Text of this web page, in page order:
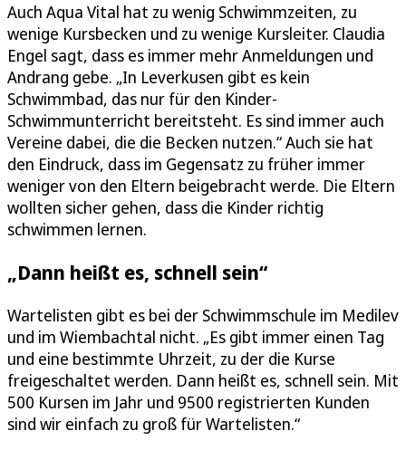
Auch Aqua Vital hat zu wenig Schwimmzeiten, zu
wenige Kursbecken und zu wenige Kursleiter. Claudia
Engel sagt, dass es immer mehr Anmeldungen und
Andrang gebe. „In Leverkusen gibt es kein
Schwimmbad, das nur für den Kinder-
Schwimmunterricht bereitsteht. Es sind immer auch
Vereine dabei, die die Becken nutzen.“ Auch sie hat
den Eindruck, dass im Gegensatz zu früher immer
weniger von den Eltern beigebracht werde. Die Eltern
wollten sicher gehen, dass die Kinder richtig
schwimmen lernen.
„Dann heißt es, schnell sein“
Wartelisten gibt es bei der Schwimmschule im Medilev
und im Wiembachtal nicht. „Es gibt immer einen Tag
und eine bestimmte Uhrzeit, zu der die Kurse
freigeschaltet werden. Dann heißt es, schnell sein. Mit
500 Kursen im Jahr und 9500 registrierten Kunden
sind wir einfach zu groß für Wartelisten.“